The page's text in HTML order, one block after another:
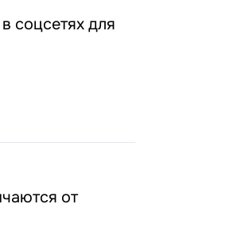
соцсетях для
от